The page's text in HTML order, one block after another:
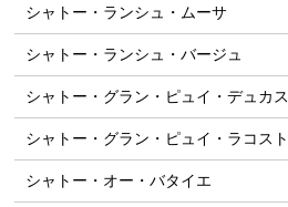
シャトー・ランシュ・ムーサ
シャトー・ランシュ・バージュ
シャトー・グラン・ピュイ・デュカス
シャトー・グラン・ピュイ・ラコスト
シャトー・オー・バタイエ